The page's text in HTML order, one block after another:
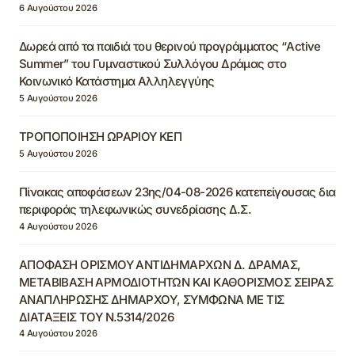
6 Αυγούστου 2026
Δωρεά από τα παιδιά του θερινού προγράμματος “Active
Summer” του Γυμναστικού Συλλόγου Δράμας στο
Κοινωνικό Κατάστημα Αλληλεγγύης
5 Αυγούστου 2026
ΤΡΟΠΟΠΟΙΗΣΗ ΩΡΑΡΙΟΥ ΚΕΠ
5 Αυγούστου 2026
Πίνακας αποφάσεων 23ης/04-08-2026 κατεπείγουσας δια
περιφοράς τηλεφωνικώς συνεδρίασης Δ.Σ.
4 Αυγούστου 2026
ΑΠΟΦΑΣΗ ΟΡΙΣΜΟΥ ΑΝΤΙΔΗΜΑΡΧΩΝ Δ. ΔΡΑΜΑΣ,
ΜΕΤΑΒΙΒΑΣΗ ΑΡΜΟΔΙΟΤΗΤΩΝ ΚΑΙ ΚΑΘΟΡΙΣΜΟΣ ΣΕΙΡΑΣ
ΑΝΑΠΛΗΡΩΣΗΣ ΔΗΜΑΡΧΟΥ, ΣΥΜΦΩΝΑ ΜΕ ΤΙΣ
ΔΙΑΤΑΞΕΙΣ ΤΟΥ Ν.5314/2026
4 Αυγούστου 2026